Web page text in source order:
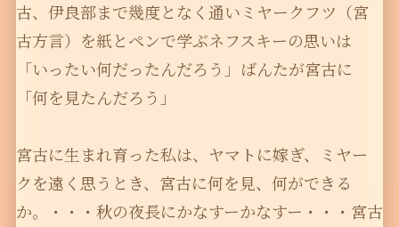
古、伊良部まで幾度となく通いミヤークフツ（宮
古方言）を紙とペンで学ぶネフスキーの思いは
「いったい何だったんだろう」ばんたが宮古に
「何を見たんだろう」
宮古に生まれ育った私は、ヤマトに嫁ぎ、ミヤー
クを遠く思うとき、宮古に何を見、何ができる
か。・・・秋の夜長にかなすーかなすー・・・宮古